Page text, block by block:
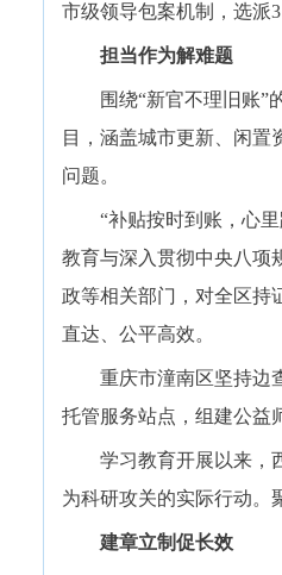
市级领导包案机制，选派
担当作为解难题
围绕“新官不理旧账”的
目，涵盖城市更新、闲置
问题。
“补贴按时到账，心里
教育与深入贯彻中央八项
政等相关部门，对全区持
直达、公平高效。
重庆市潼南区坚持边查
托管服务站点，组建公益
学习教育开展以来，西
为科研攻关的实际行动。
建章立制促长效